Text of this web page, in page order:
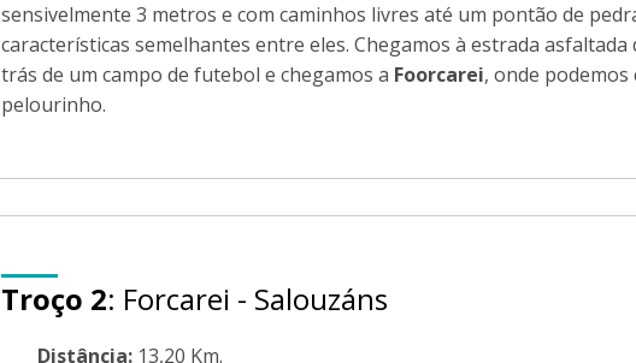
sensivelmente 3 metros e com caminhos livres até um pontão de
características semelhantes entre eles. Chegamos à estrada
trás de um campo de futebol e chegamos a Foorcarei, onde
pelourinho.
Troço 2: Forcarei - Salouzáns
Distância:13,20 Km.